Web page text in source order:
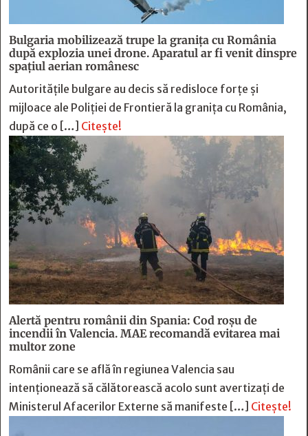
Bulgaria mobilizează trupe la granița cu România
după explozia unei drone. Aparatul ar fi venit dinspre
spațiul aerian românesc
Autoritățile bulgare au decis să redisloce forțe și
mijloace ale Poliției de Frontieră la granița cu România,
după ce o […] Citește!
Alertă pentru românii din Spania: Cod roșu de
incendii în Valencia. MAE recomandă evitarea mai
multor zone
Românii care se află în regiunea Valencia sau
intenționează să călătorească acolo sunt avertizați de
Ministerul Afacerilor Externe să manifeste […] Citește!